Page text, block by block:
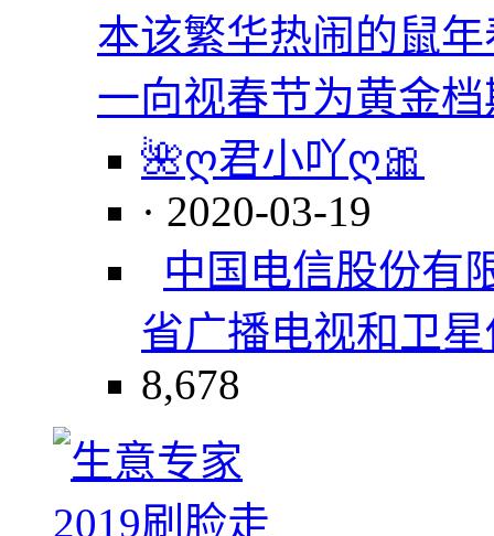
本该繁华热闹的鼠
一向视春节为黄金
🌺ღ君小吖ღ🎀
· 2020-03-19
中国电信股份有
省广播电视和卫
8,678